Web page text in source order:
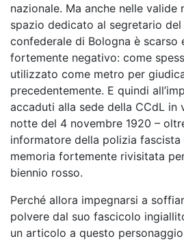
nazionale. Ma anche nelle valide
spazio dedicato al segretario
confederale di Bologna è scarso
fortemente negativo: come
utilizzato come metro per
precedentemente. E quindi
accaduti alla sede della CCdL in
notte del 4 novembre 1920 –
informatore della polizia fascista
memoria fortemente rivisitata
biennio rosso.
Perché allora impegnarsi a
polvere dal suo fascicolo
un articolo a questo